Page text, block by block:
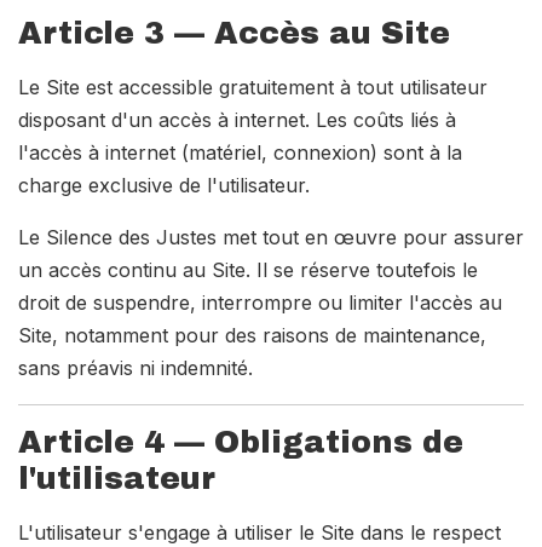
Article 3 — Accès au Site
Le Site est accessible gratuitement à tout utilisateur
disposant d'un accès à internet. Les coûts liés à
l'accès à internet (matériel, connexion) sont à la
charge exclusive de l'utilisateur.
Le Silence des Justes met tout en œuvre pour assurer
un accès continu au Site. Il se réserve toutefois le
droit de suspendre, interrompre ou limiter l'accès au
Site, notamment pour des raisons de maintenance,
sans préavis ni indemnité.
Article 4 — Obligations de
l'utilisateur
L'utilisateur s'engage à utiliser le Site dans le respect